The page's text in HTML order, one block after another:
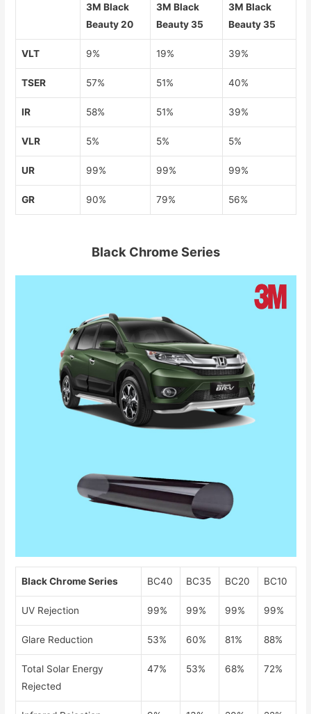
3M Black
Beauty 20
3M Black
Beauty 35
3M Black
Beauty 35
VLT 9% 19% 39%
TSER 57% 51% 40%
IR 58% 51% 39%
VLR 5% 5% 5%
UR 99% 99% 99%
GR 90% 79% 56%
Black Chrome Series
Black Chrome Series BC40 BC35 BC20 BC10
UV Rejection 99% 99% 99% 99%
Glare Reduction 53% 60% 81% 88%
Total Solar Energy
Rejected
47% 53% 68% 72%